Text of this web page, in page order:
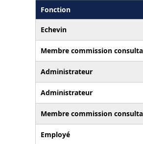
Fonction
Echevin
Membre commission
Administrateur
Administrateur
Membre commission
Employé